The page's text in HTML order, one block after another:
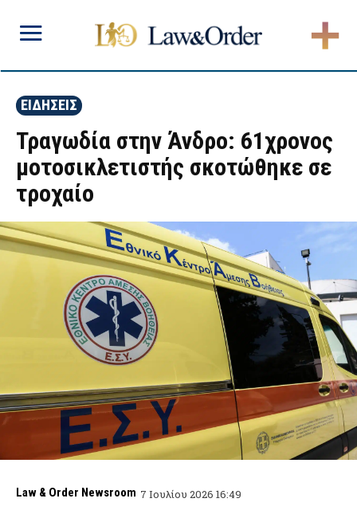
ΕΙΔΗΣΕΙΣ
Τραγωδία στην Άνδρο: 61χρονος
μοτοσικλετιστής σκοτώθηκε σε
τροχαίο
Law & Order Newsroom 7 Ιουλίου 2026 16:49